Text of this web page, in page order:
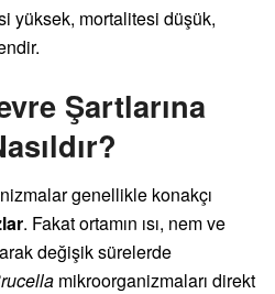
yüksek, mortalitesi düşük,
Şartlarına
genellikle konakçı
. Fakat ortamın ısı, nem ve
değişik sürelerde
mikroorganizmaları direkt